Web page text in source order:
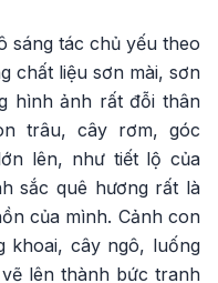
sáng tác chủ yếu theo
chất liệu sơn mài, sơn
hình ảnh rất đỗi thân
trâu, cây rơm, góc
lên, như tiết lộ của
sắc quê hương rất là
của mình. Cảnh con
khoai, cây ngô, luống
lên thành bức tranh